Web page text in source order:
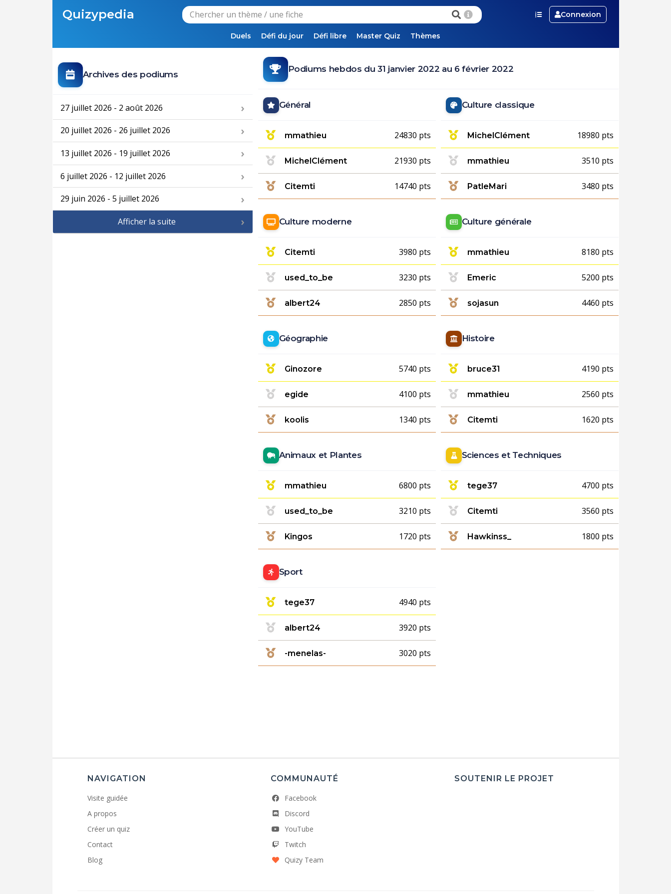
Quizypedia Connexion
Duels Défi du jour Défi libre Master Quiz Thèmes
Archives des podiums
27 juillet 2026 - 2 août 2026
20 juillet 2026 - 26 juillet 2026
13 juillet 2026 - 19 juillet 2026
6 juillet 2026 - 12 juillet 2026
29 juin 2026 - 5 juillet 2026
Afficher la suite
Podiums hebdos du 31 janvier 2022 au 6 février 2022
Général
mmathieu 24830 pts
MichelClément 21930 pts
Citemti 14740 pts
Culture classique
MichelClément 18980 pts
mmathieu 3510 pts
PatleMari 3480 pts
Culture moderne
Citemti 3980 pts
used_to_be 3230 pts
albert24 2850 pts
Culture générale
mmathieu 8180 pts
Emeric 5200 pts
sojasun 4460 pts
Géographie
Ginozore 5740 pts
egide 4100 pts
koolis 1340 pts
Histoire
bruce31 4190 pts
mmathieu 2560 pts
Citemti 1620 pts
Animaux et Plantes
mmathieu 6800 pts
used_to_be 3210 pts
Kingos 1720 pts
Sciences et Techniques
tege37 4700 pts
Citemti 3560 pts
Hawkinss_ 1800 pts
Sport
tege37 4940 pts
albert24 3920 pts
-menelas- 3020 pts
NAVIGATION
Visite guidée
A propos
Créer un quiz
Contact
Blog
COMMUNAUTÉ
Facebook
Discord
YouTube
Twitch
Quizy Team
SOUTENIR LE PROJET